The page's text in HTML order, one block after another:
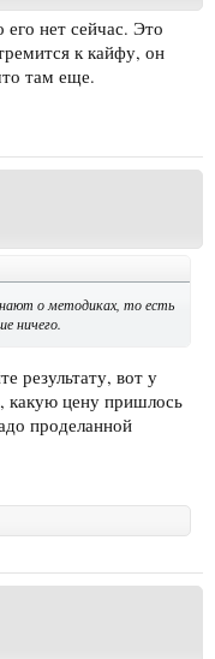
нет сейчас. Это
к кайфу, он
там еще.
о методиках, то есть
ничего.
результату, вот у
какую цену пришлось
проделанной